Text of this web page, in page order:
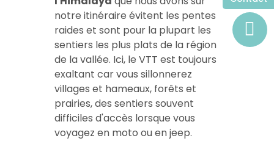
notre itinéraire évitent les pentes
raides et sont pour la plupart les
sentiers les plus plats de la région
de la vallée. Ici, le VTT est toujours
exaltant car vous sillonnerez
villages et hameaux, forêts et
prairies, des sentiers souvent
difficiles d'accès lorsque vous
voyagez en moto ou en jeep.